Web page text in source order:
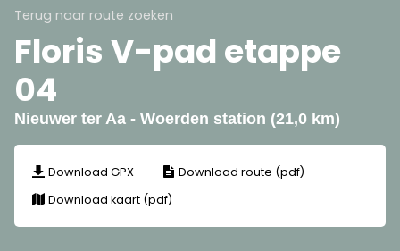
Terug naar route zoeken
Floris V-pad etappe
04
Nieuwer ter Aa - Woerden station (21,0 km)
Download GPX
Download route (pdf)
Download kaart (pdf)